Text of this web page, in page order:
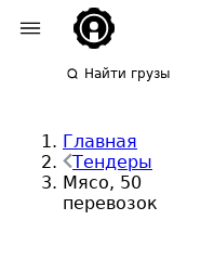
Найти грузы
Главная
Тендеры
Мясо, 50
перевозок